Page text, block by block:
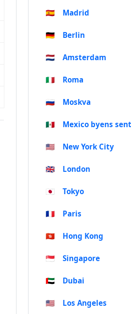
🇪🇸 Madrid
🇩🇪 Berlin
🇳🇱 Amsterdam
🇮🇹 Roma
🇷🇺 Moskva
🇲🇽 Mexico byens
🇺🇸 New York City
🇬🇧 London
🇯🇵 Tokyo
🇫🇷 Paris
🇭🇰 Hong Kong
🇸🇬 Singapore
🇦🇪 Dubai
🇺🇸 Los Angeles